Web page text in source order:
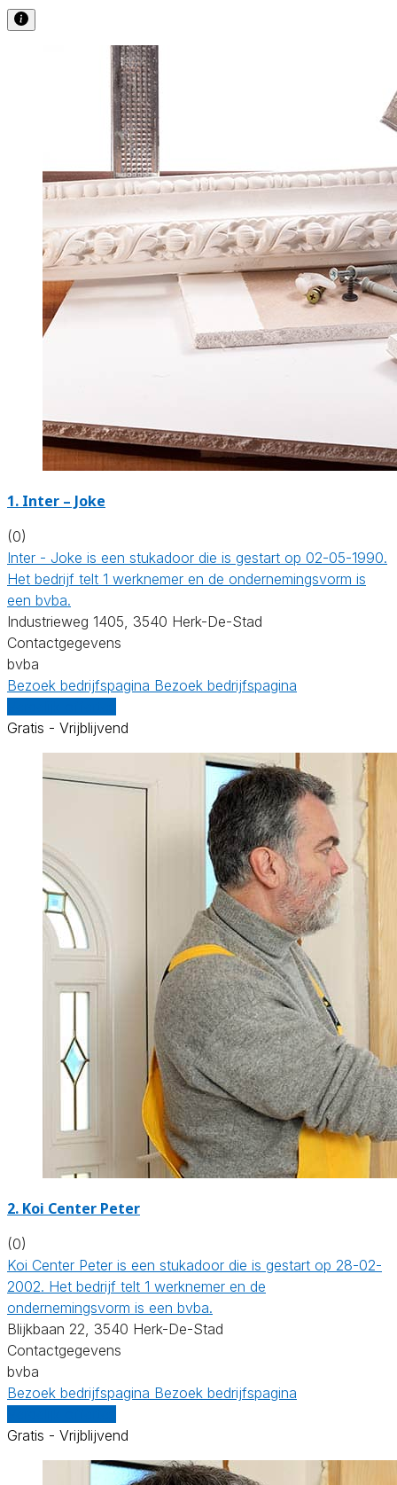
1. Inter – Joke
(0)
Inter - Joke is een stukadoor die is gestart op 02-05-1990.
Het bedrijf telt 1 werknemer en de ondernemingsvorm is
een bvba.
Industrieweg 1405, 3540 Herk-De-Stad
Contactgegevens
bvba
Bezoek bedrijfspagina Bezoek bedrijfspagina
Gratis - Vrijblijvend
2. Koi Center Peter
(0)
Koi Center Peter is een stukadoor die is gestart op 28-02-
2002. Het bedrijf telt 1 werknemer en de
ondernemingsvorm is een bvba.
Blijkbaan 22, 3540 Herk-De-Stad
Contactgegevens
bvba
Bezoek bedrijfspagina Bezoek bedrijfspagina
Gratis - Vrijblijvend